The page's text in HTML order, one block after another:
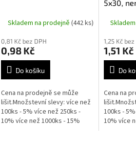
Skladem na prodejně (442 ks)
0,81 Kč bez DPH
0,98 Kč
Do košíku
Cena na prodejně se může
lišit.Množstevní slevy: více než
100ks - 5% více než 250ks -
10% více než 1000ks - 15%
5x30,
1,25 Kč bez
1,51 Kč
Do
Cena na
100ks -
10% více